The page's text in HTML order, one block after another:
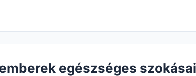
egészséges szokásai